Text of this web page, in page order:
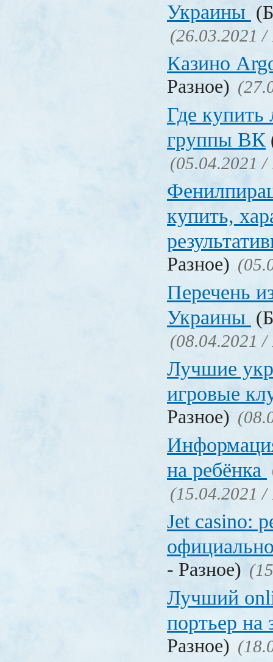
Украины
(26.03.2021 /
Казино
Разное)
Где купить
группы ВК
(05.04.2021 /
купить,
Разное)
Перечень
Украины
(08.04.2021 /
Лучшие
игровые
Разное)
на ребёнка
(15.04.2021 /
Jet casino:
- Разное)
Лучший
портьер на
Разное)